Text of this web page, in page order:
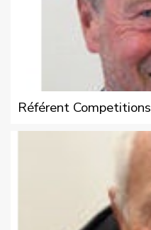
Référent Competitions